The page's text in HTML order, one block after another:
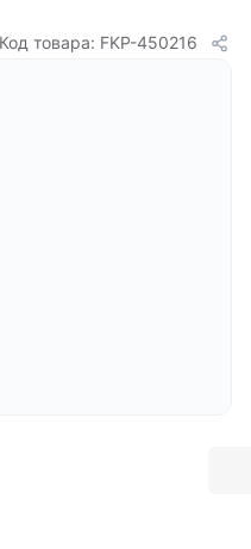
Код товара: FKP-450216